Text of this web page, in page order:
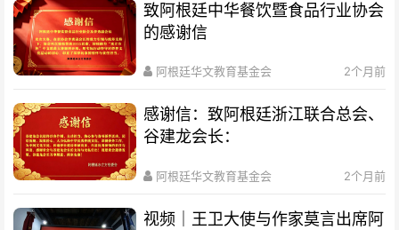
致阿根廷中华餐饮暨食品行业协会
的感谢信
阿根廷华文教育基金会 2个月前
感谢信：致阿根廷浙江联合总会、
谷建龙会长：
阿根廷华文教育基金会 2个月前
视频｜王卫大使与作家莫言出席阿